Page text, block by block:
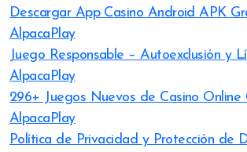
Descargar App Casino Android APK
AlpacaPlay
Juego Responsable – Autoexclusión y
AlpacaPlay
296+ Juegos Nuevos de Casino Online
AlpacaPlay
Política de Privacidad y Protección de